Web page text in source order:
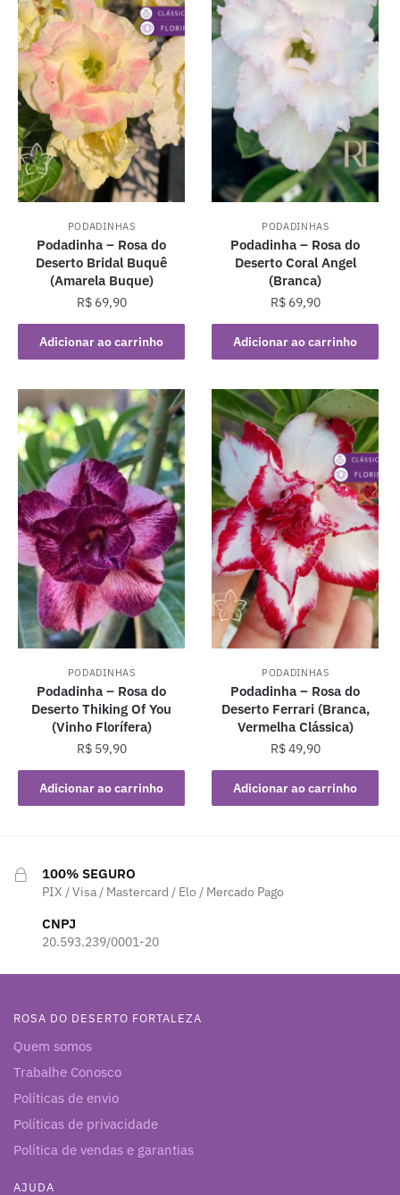
PODADINHAS
Podadinha – Rosa do
Deserto Bridal Buquê
(Amarela Buque)
R$69,90
Adicionar ao carrinho
PODADINHAS
Podadinha – Rosa do
Deserto Coral Angel
(Branca)
R$69,90
Adicionar ao carrinho
PODADINHAS
Podadinha – Rosa do
Deserto Thiking Of You
(Vinho Florífera)
R$59,90
Adicionar ao carrinho
PODADINHAS
Podadinha – Rosa do
Deserto Ferrari (Branca,
Vermelha Clássica)
R$49,90
Adicionar ao carrinho
100% SEGURO
PIX / Visa / Mastercard / Elo / Mercado Pago
CNPJ
20.593.239/0001-20
ROSA DO DESERTO FORTALEZA
Quem somos
Trabalhe Conosco
Políticas de envio
Políticas de privacidade
Política de vendas e garantias
AJUDA